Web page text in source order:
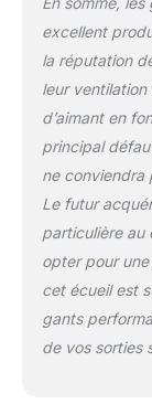
excellent
la réputation
leur
d’aimant en
principal
ne conviendra
Le futur
particulière au
opter pour
cet écueil est
gants
de vos sorties